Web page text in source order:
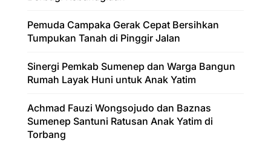
Pemuda Campaka Gerak Cepat Bersihkan
Tumpukan Tanah di Pinggir Jalan
Sinergi Pemkab Sumenep dan Warga Bangun
Rumah Layak Huni untuk Anak Yatim
Achmad Fauzi Wongsojudo dan Baznas
Sumenep Santuni Ratusan Anak Yatim di
Torbang